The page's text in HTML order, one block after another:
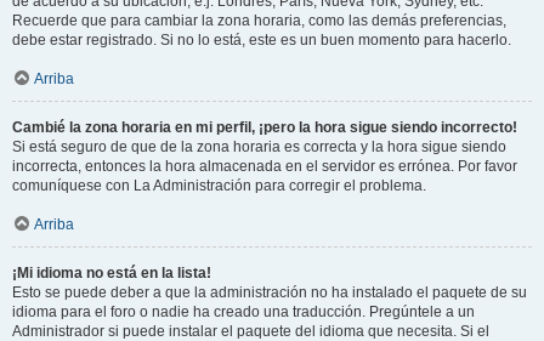
Recuerde que para cambiar la zona horaria, como las demás preferencias,
debe estar registrado. Si no lo está, este es un buen momento para hacerlo.
Arriba
Cambié la zona horaria en mi perfil, ¡pero la hora sigue siendo incorrecto!
Si está seguro de que de la zona horaria es correcta y la hora sigue siendo
incorrecta, entonces la hora almacenada en el servidor es errónea. Por favor
comuníquese con La Administración para corregir el problema.
Arriba
¡Mi idioma no está en la lista!
Esto se puede deber a que la administración no ha instalado el paquete de su
idioma para el foro o nadie ha creado una traducción. Pregúntele a un
Administrador si puede instalar el paquete del idioma que necesita. Si el